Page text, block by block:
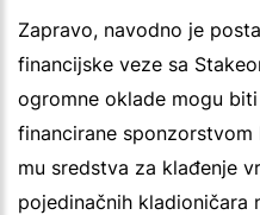
Zapravo, navodno je
financijske veze sa
ogromne oklade mogu
financirane sponzorstvom
mu sredstva za klađenje
pojedinačnih kladioničara